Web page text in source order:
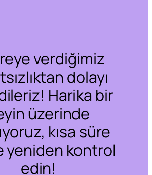
verdiğimiz
dolayı
Harika bir
üzerinde
kısa süre
yeniden kontrol
edin!